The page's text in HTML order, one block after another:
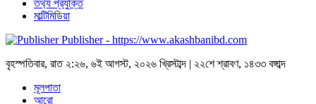
তথ‍্য প্রযুক্তি
মাল্টিমিডিয়া
Publisher - https://www.akashbanibd.com
বৃহস্পতিবার, রাত ২:২৬, ৬ই আগস্ট, ২০২৬ খ্রিস্টাব্দ | ২২শে শ্রাবণ, ১৪৩৩ বঙ্গাব্দ
মূলপাতা
আরো